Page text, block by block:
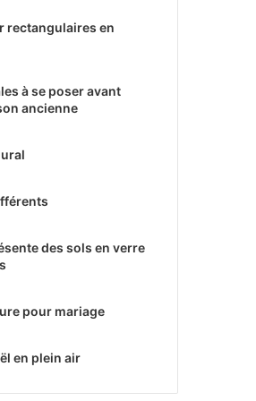
rectangulaires en
à se poser avant
ancienne
des sols en verre
pour mariage
en plein air